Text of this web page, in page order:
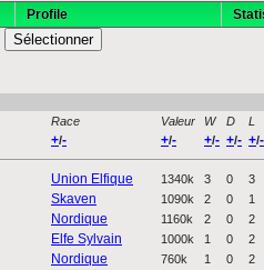
Profile
Race Valeur W D L
+/- +/- +/- +/- +/-
Union Elfique 1340k 3 0
3
Skaven 1090k 2 0
1
Nordique 1160k 2 0
2
Elfe Sylvain 1000k 1 0
2
Nordique 760k 1 0
2